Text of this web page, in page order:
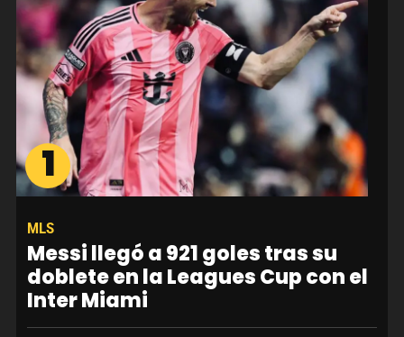
1
MLS
Messi llegó a 921 goles tras su
doblete en la Leagues Cup con el
Inter Miami